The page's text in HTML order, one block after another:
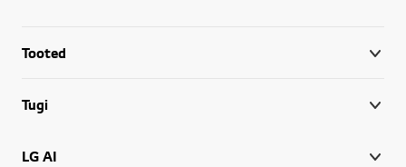
Tooted
Tugi
LG AI